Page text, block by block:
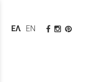
ΕΛΛΗΝΙΚΆ
ENGLISH